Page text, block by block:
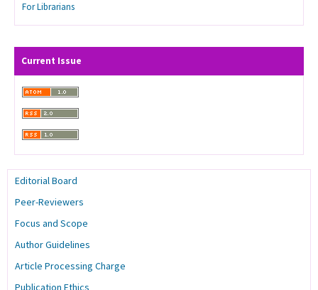
For Librarians
Current Issue
Editorial Board
Peer-Reviewers
Focus and Scope
Author Guidelines
Article Processing Charge
Publication Ethics